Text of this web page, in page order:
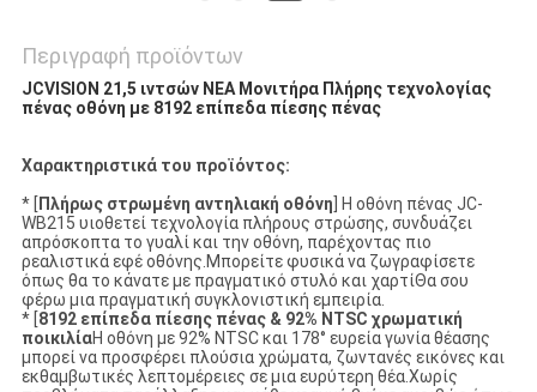
Περιγραφή προϊόντων
JCVISION 21,5 ιντσών ΝΕΑ Μονιτήρα Πλήρης τεχνολογίας
πένας οθόνη με 8192 επίπεδα πίεσης πένας
Χαρακτηριστικά του προϊόντος:
* [ Πλήρως στρωμένη αντηλιακή οθόνη ] Η οθόνη πένας JC-
WB215 υιοθετεί τεχνολογία πλήρους στρώσης, συνδυάζει
απρόσκοπτα το γυαλί και την οθόνη, παρέχοντας πιο
ρεαλιστικά εφέ οθόνης.Μπορείτε φυσικά να ζωγραφίσετε
όπως θα το κάνατε με πραγματικό στυλό και χαρτίΘα σου
φέρω μια πραγματική συγκλονιστική εμπειρία.
* [8192 επίπεδα πίεσης πένας & 92% NTSC χρωματική
ποικιλίαΗ οθόνη με 92% NTSC και 178° ευρεία γωνία θέασης
μπορεί να προσφέρει πλούσια χρώματα, ζωντανές εικόνες και
εκθαμβωτικές λεπτομέρειες σε μια ευρύτερη θέα.Χωρίς